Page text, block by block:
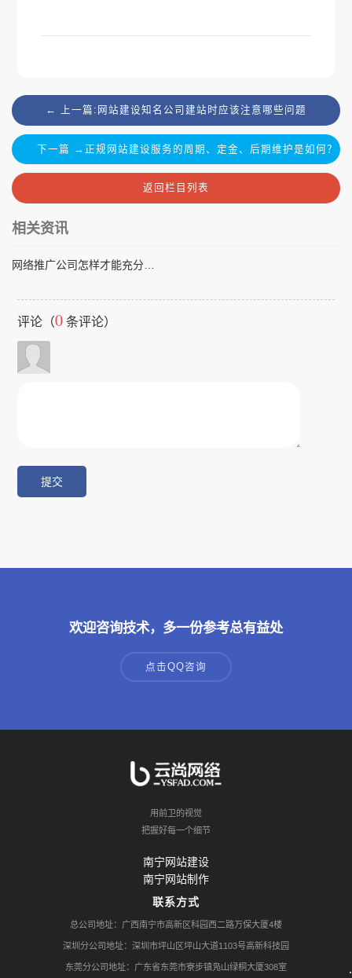
← 上一篇:网站建设知名公司建站时应该注意哪些问题
下一篇 →正规网站建设服务的周期、定金、后期维护是如何？
返回栏目列表
相关资讯
评论（0 条评论）
欢迎咨询技术，多一份参考总有益处
点击QQ咨询
用前卫的视觉
把握好每一个细节
南宁网站建设
南宁网站制作
联系方式
总公司地址：广西南宁市高新区科园西二路万保大厦4楼
深圳分公司地址：深圳市坪山区坪山大道1103号高新科技园
东莞分公司地址：广东省东莞市寮步镇凫山绿桐大厦308室